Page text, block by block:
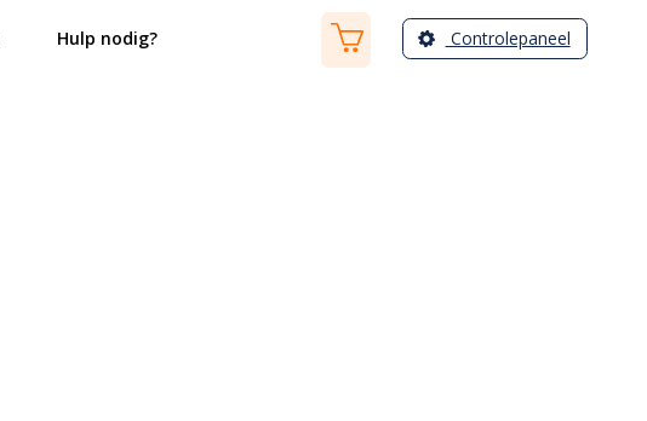
Hulp nodig? Controlepaneel